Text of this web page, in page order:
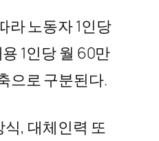
라 노동자 1인당
1인당 월 60만
으로 구분된다.
식, 대체인력 또